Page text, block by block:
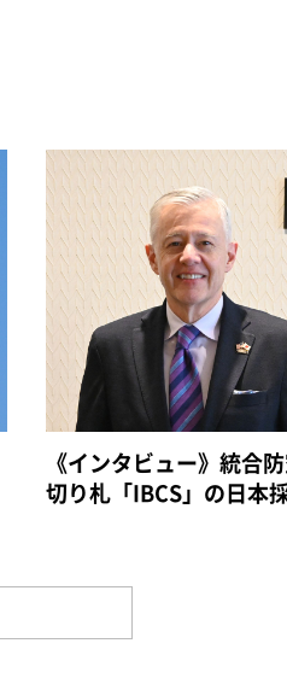
《インタビュー》統合
切り札「IBCS」の日本